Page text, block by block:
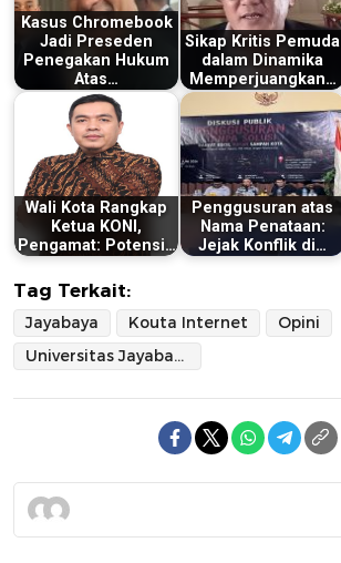
Kasus Chromebook
Jadi Preseden
Penegakan Hukum
Atas…
Sikap Kritis Pemuda
dalam Dinamika
Memperjuangkan…
Wali Kota Rangkap
Ketua KONI,
Pengamat: Potensi…
Penggusuran atas
Nama Penataan:
Jejak Konflik di…
Tag Terkait:
Jayabaya Kouta Internet
Opini
Universitas Jayabaya